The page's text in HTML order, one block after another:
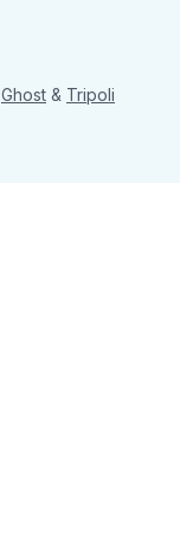
Ghost & Tripoli